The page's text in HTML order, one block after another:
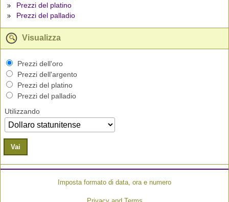
Prezzi del platino
Prezzi del palladio
Visualizza
Prezzi dell'oro
Prezzi dell'argento
Prezzi del platino
Prezzi del palladio
Utilizzando
Vai
Imposta formato di data, ora e numero
Privacy and Terms